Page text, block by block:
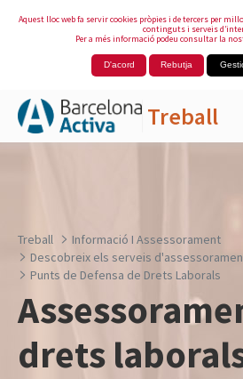
Aquest lloc web fa servir cookies pròpies i de tercers per
continguts i serveis
Per a més informació podeu consultar la
D'acord Rebutja
Treball
Treball
Informació I Assessorament
Descobreix els serveis
Punts de Defensa de Drets Laborals
drets